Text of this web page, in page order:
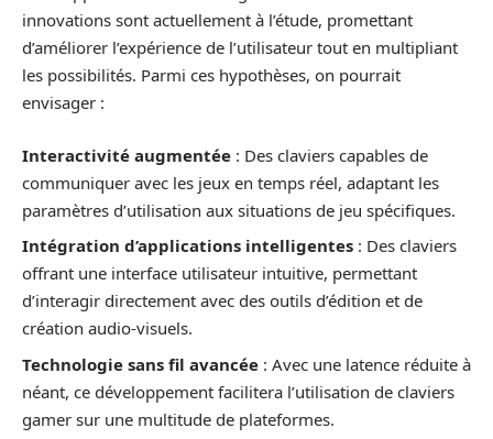
innovations sont actuellement à l’étude, promettant
d’améliorer l’expérience de l’utilisateur tout en multipliant
les possibilités. Parmi ces hypothèses, on pourrait
envisager :
Interactivité augmentée : Des claviers capables de
communiquer avec les jeux en temps réel, adaptant les
paramètres d’utilisation aux situations de jeu spécifiques.
Intégration d’applications intelligentes : Des claviers
offrant une interface utilisateur intuitive, permettant
d’interagir directement avec des outils d’édition et de
création audio-visuels.
Technologie sans fil avancée : Avec une latence réduite à
néant, ce développement facilitera l’utilisation de claviers
gamer sur une multitude de plateformes.